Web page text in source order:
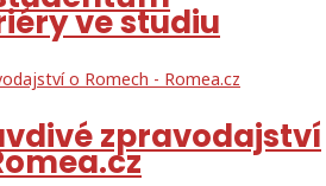
ve studiu
zpravodajství